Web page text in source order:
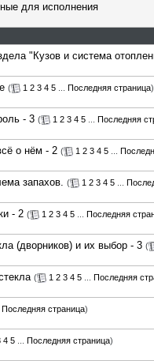
для исполнения
"Кузов и система
( 1 2 3 4 5 Последняя страница)
- 3 ( 1 2 3 4 5
Последняя
о нём - 2 ( 1 2 3 4 5
запахов. ( 1 2 3 4 5
- 2 ( 1 2 3 4 5
Последняя
(дворников) и их выбор - 3 (
( 1 2 3 4 5
Последняя
Последняя страница)
4 5 Последняя страница)